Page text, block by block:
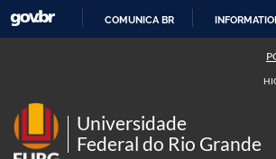
COMUNICA BR
Universidade
Federal do Rio Grande